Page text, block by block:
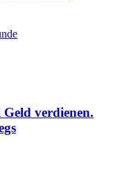
verdienen.